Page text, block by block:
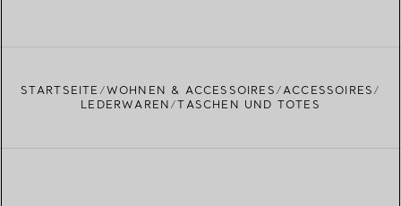
STARTSEITE WOHNEN & ACCESSOIRES
ACCESSOIRES
LEDERWAREN
TASCHEN UND TOTES